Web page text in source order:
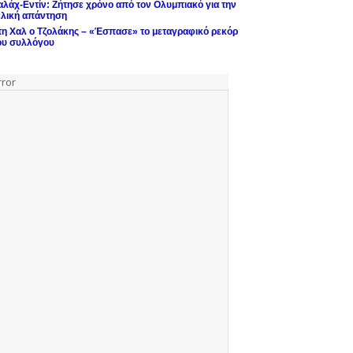
Εντίν: Ζήτησε χρόνο από τον Ολυμπιακό για την
απάντηση
Χαλ ο Τζολάκης – «Έσπασε» το μεταγραφικό ρεκόρ
συλλόγου